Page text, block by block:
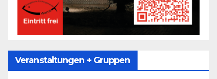
Veranstaltungen + Gruppen